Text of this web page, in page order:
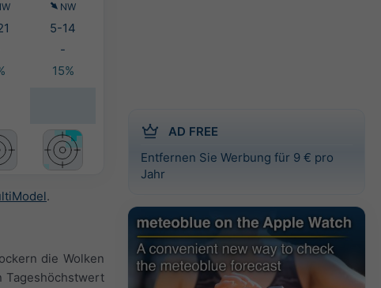
AD FREE
Entfernen Sie Werbung für 9 € pro
Jahr
NW
5-14
-
15%
.
die Wolken
Tageshöchstwert